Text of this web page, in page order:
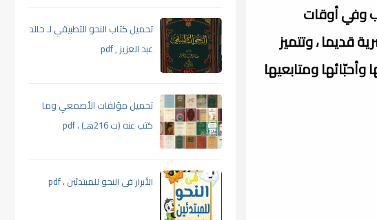
وفي أوقات
قديما ، وتتميز
ومتابعيها
تحميل كتاب النحو التطبيقي لـ خالد
عبد العزيز , pdf
تحميل مؤلفات الأصمعي وما
كتب عنه (ت 216هـ) ، pdf
الأبرار فى النحو للمبتدئين ، pdf